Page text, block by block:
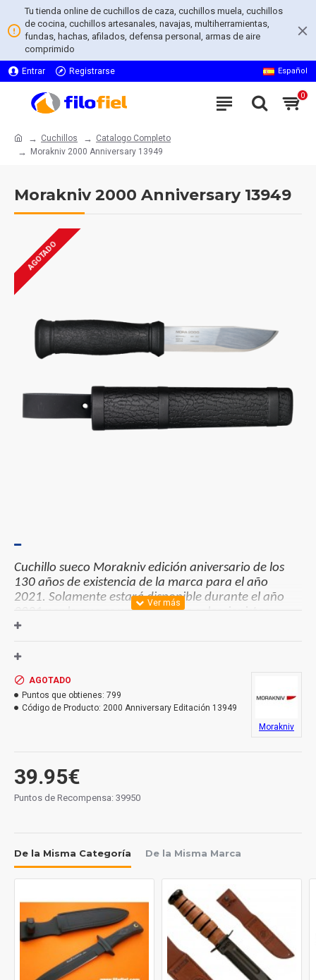
Tu tienda online de cuchillos de caza, cuchillos muela, cuchillos
de cocina, cuchillos artesanales, navajas, multiherramientas,
fundas, hachas, afilados, defensa personal, armas de aire
comprimido
Entrar Registrarse Español
0
Cuchillos
Catalogo Completo
Morakniv 2000 Anniversary 13949
Morakniv 2000 Anniversary 13949
AGOTADO
Cuchillo sueco Morakniv edición aniversario de los
130 años de existencia de la marca para el año
2021. Solamente estará disponible durante el año
2021 por lo que es una pieza ara coleccionistas.
Hoja: acero inoxidable.
Funda: polímero.
Medidas:
Peso: 138 grs.
Hecho en Suecia.
39.95€
Puntos de Recompensa: 39950
AGOTADO
Puntos que obtienes: 799
Código de Producto: 2000 Anniversary Editación 13949
Morakniv
De la Misma Categoría De la Misma Marca